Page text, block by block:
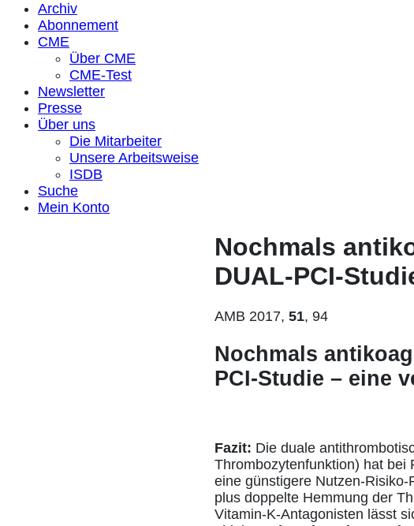
Archiv
Abonnement
CME
Über CME
CME-Test
Newsletter
Presse
Über uns
Die Mitarbeiter
Unsere Arbeitsweise
ISDB
Suche
Mein Konto
Nochmals
DUAL-PCI-
AMB 2017, 51, 94
Nochmals
PCI-Studie – eine
Fazit: Die duale
Thrombozytenfunktion) hat bei
eine günstigere Nutzen-
plus doppelte Hemmung der
Vitamin-K-Antagonisten lässt